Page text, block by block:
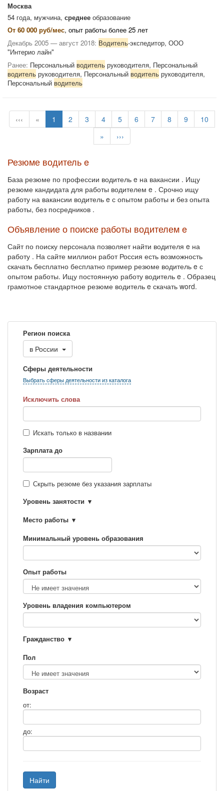
Москва
54 года, мужчина, среднее образование
От 60 000 руб/мес, опыт работы более 25 лет
Декабрь 2005 — август 2018: Водитель-экспедитор, ООО
"Интерио лайн"
Ранее: Персональный водитель руководителя, Персональный
водитель руководителя, Персональный водитель руководителя,
Персональный водитель
‹‹‹ « 1 2 3 4 5 6 7 8 9
10
»
›››
Резюме водитель e
База резюме по профессии водитель e на вакансии . Ищу
резюме кандидата для работы водителем e . Срочно ищу
работу на вакансии водитель e с опытом работы и без опыта
работы, без посредников .
Объявление о поиске работы водителем e
Сайт по поиску персонала позволяет найти водителя e на
работу . На сайте миллион работ Россия есть возможность
скачать бесплатно бесплатно пример резюме водитель e с
опытом работы. Ищу постоянную работу водитель e . Образец
грамотное стандартное резюме водитель e скачать word.
Регион поиска
в России
Сферы деятельности
Выбрать сферы деятельности из каталога
Исключить слова
Искать только в названии
Зарплата до
Скрыть резюме без указания зарплаты
Уровень занятости
Место работы
Минимальный уровень образования
Опыт работы
Уровень владения компьютером
Гражданство
Пол
Возраст
от:
до:
Найти